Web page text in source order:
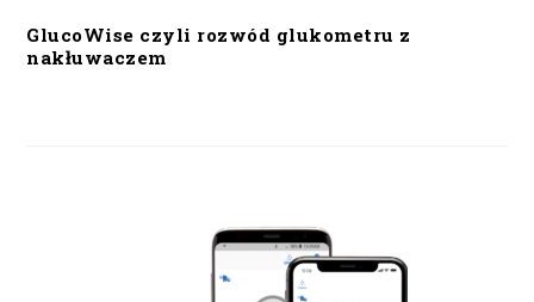
GlucoWise czyli rozwód glukometru z
nakłuwaczem